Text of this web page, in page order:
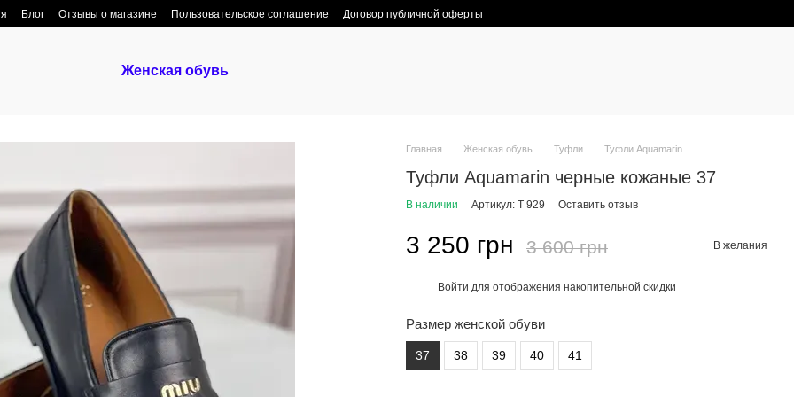
Блог Отзывы о магазине Пользовательское соглашение Договор публичной оферты
Женская обувь
Главная Женская обувь Туфли Туфли Aquamarin
Туфли Aquamarin черные кожаные 37
В наличии Артикул: Т 929 Оставить отзыв
3 250 грн 3 600 грн В желания
Войти для отображения накопительной скидки
Размер женской обуви
37 38 39 40 41